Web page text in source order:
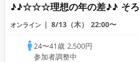
♪♪☆☆☆理想の年の差♪♪ そろ
素敵な恋人見つけたい♪ ♪☆カ
行あり♪♪
オンライン 8/13（木） 22:00〜
24〜41歳 2,500円
参加者調整中